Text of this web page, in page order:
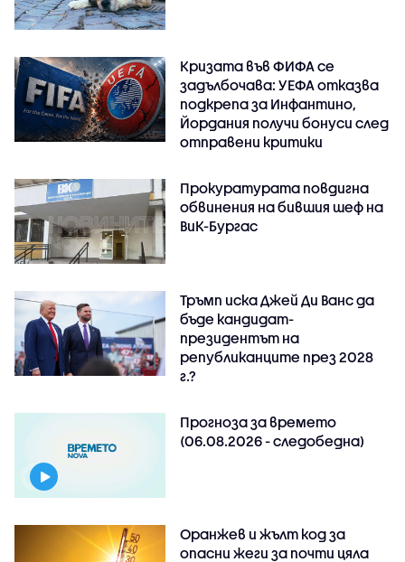
Кризата във ФИФА се
задълбочава: УЕФА отказва
подкрепа за Инфантино,
Йордания получи бонуси след
отправени критики
Прокуратурата повдигна
обвинения на бившия шеф на
ВиК-Бургас
Тръмп иска Джей Ди Ванс да
бъде кандидат-
президентът на
републиканците през 2028
г.?
Прогноза за времето
(06.08.2026 - следобедна)
Оранжев и жълт код за
опасни жеги за почти цяла